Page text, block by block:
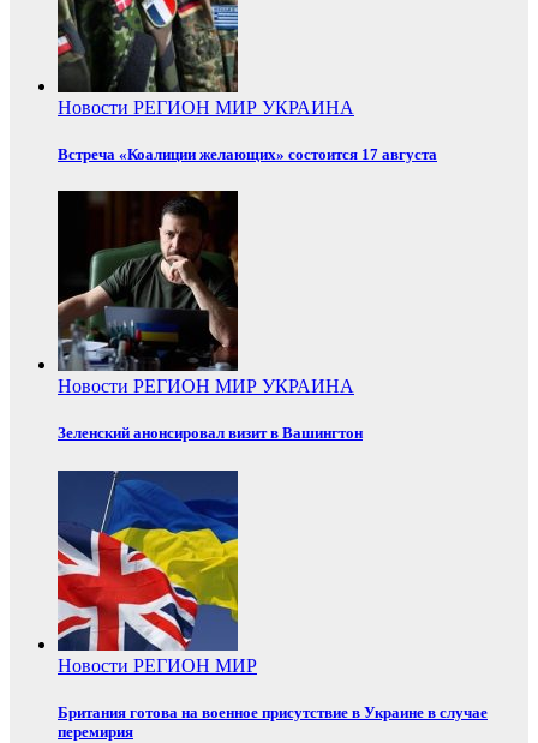
Новости РЕГИОН МИР УКРАИНА
Встреча «Коалиции желающих» состоится 17 августа
Новости РЕГИОН МИР УКРАИНА
Зеленский анонсировал визит в Вашингтон
Новости РЕГИОН МИР
Британия готова на военное присутствие в Украине в случае
перемирия